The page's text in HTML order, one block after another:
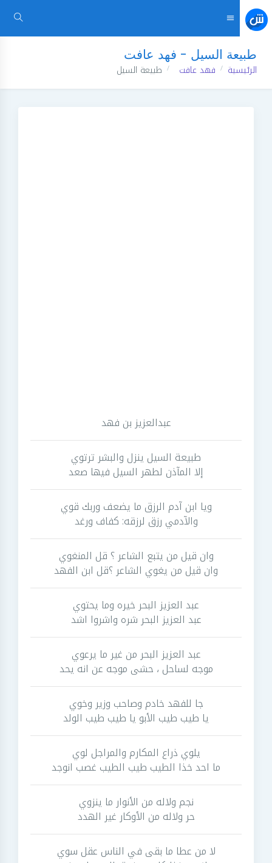
طبيعة السيل - فهد عافت
الرئيسية فهد عافت طبيعة السيل
عبدالعزيز بن فهد
طبيعة السيل ينزل والبشر ترتوي
إلا المآذن لطهر السيل فيها صعد
ويا ابن آدم الرزق ما يضعف وربك قوي
والآدمي رزق لرزقه: كفاف ورغد
وان قيل من يتبع الشاعر ؟ قل المنغوي
وان قيل من يغوي الشاعر ؟قل ابن الفهد
عبد العزيز البحر خيره وما يحتوي
عبد العزيز البحر شره واشروا اشد
عبد العزيز البحر من غير ما يرعوي
موجه لساحل ، حشى موجه عن انه يحد
جا للفهد خادم وصاحب وزير وخوي
يا طيب طيب الأبو يا طيب طيب الولد
يلوي ذراع المكارم والمراجل لوي
ما احد خذا الطيب طيب الطيب غصب انوجد
نجم ولاله من الأنوار ما ينزوي
حر ولاله من الأوكار غير الهدد
لا من عطا ما بقى في الناس عقل سوي